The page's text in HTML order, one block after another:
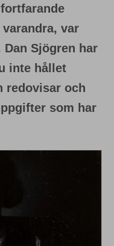
varandra, var
Dan Sjögren har
inte hållet
redovisar och
som har